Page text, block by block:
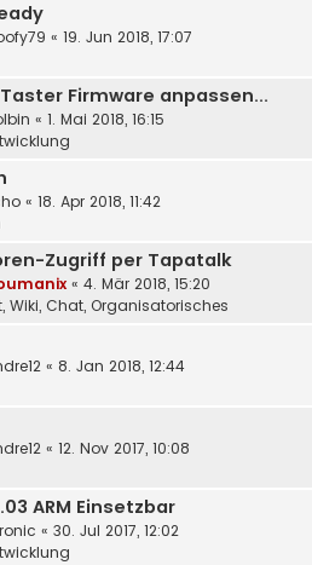
« 19. Jun 2018, 17:07
Firmware anpassen...
« 1. Mai 2018, 16:15
« 18. Apr 2018, 11:42
Zugriff per Tapatalk
« 4. Mär 2018, 15:20
Wiki, Chat, Organisatorisches
« 8. Jan 2018, 12:44
« 12. Nov 2017, 10:08
ARM Einsetzbar
« 30. Jul 2017, 12:02